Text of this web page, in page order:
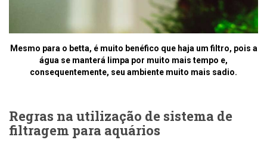
Mesmo para o betta, é muito benéfico que haja um filtro, pois a
água se manterá limpa por muito mais tempo e,
consequentemente, seu ambiente muito mais sadio.
Regras na utilização de sistema de
filtragem para aquários